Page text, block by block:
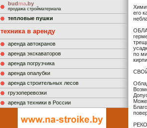
budma.by
продажа стройматериала
тепловые пушки
техника в аренду
аренда автокранов
аренда экскаваторов
аренда погрузчика
аренда опалубки
аренда строительных лесов
грузоперевозки
аренда техники в России
его
по